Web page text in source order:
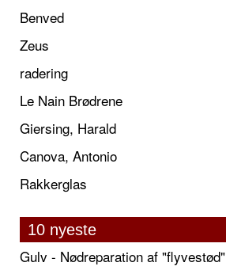
Benved
Zeus
radering
Le Nain Brødrene
Giersing, Harald
Canova, Antonio
Rakkerglas
10 nyeste
Gulv - Nødreparation af "flyvestød"